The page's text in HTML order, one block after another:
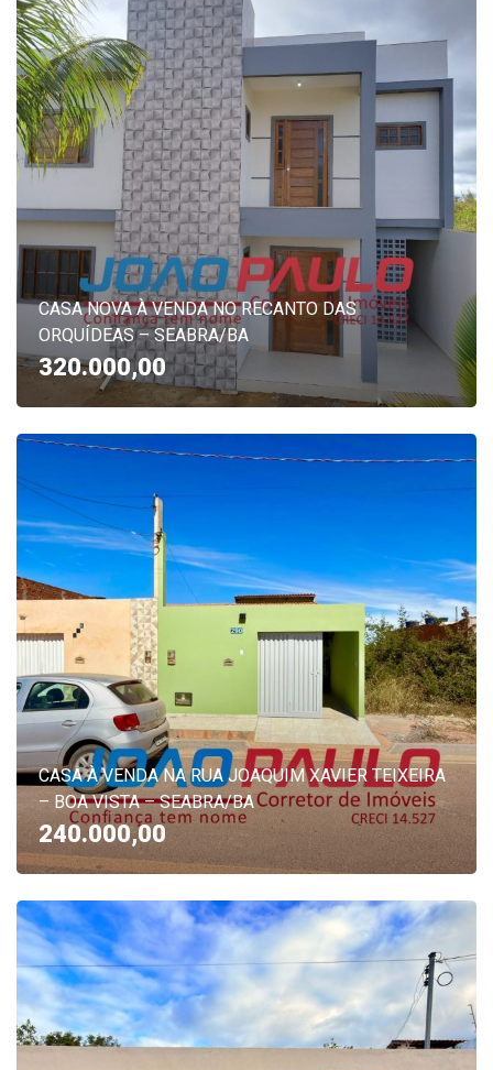
CASA NOVA À VENDA NO RECANTO DAS
ORQUÍDEAS – SEABRA/BA
320.000,00
CASA À VENDA NA RUA JOAQUIM XAVIER TEIXEIRA
– BOA VISTA – SEABRA/BA
240.000,00